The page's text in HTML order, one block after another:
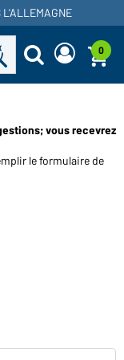
L'ALLEMAGNE
un compte
0
vous recevrez
le formulaire de